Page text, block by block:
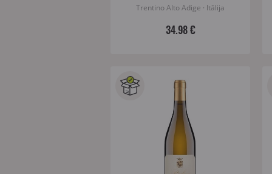
Trentino Alto Adige · Itālija
34.98 €